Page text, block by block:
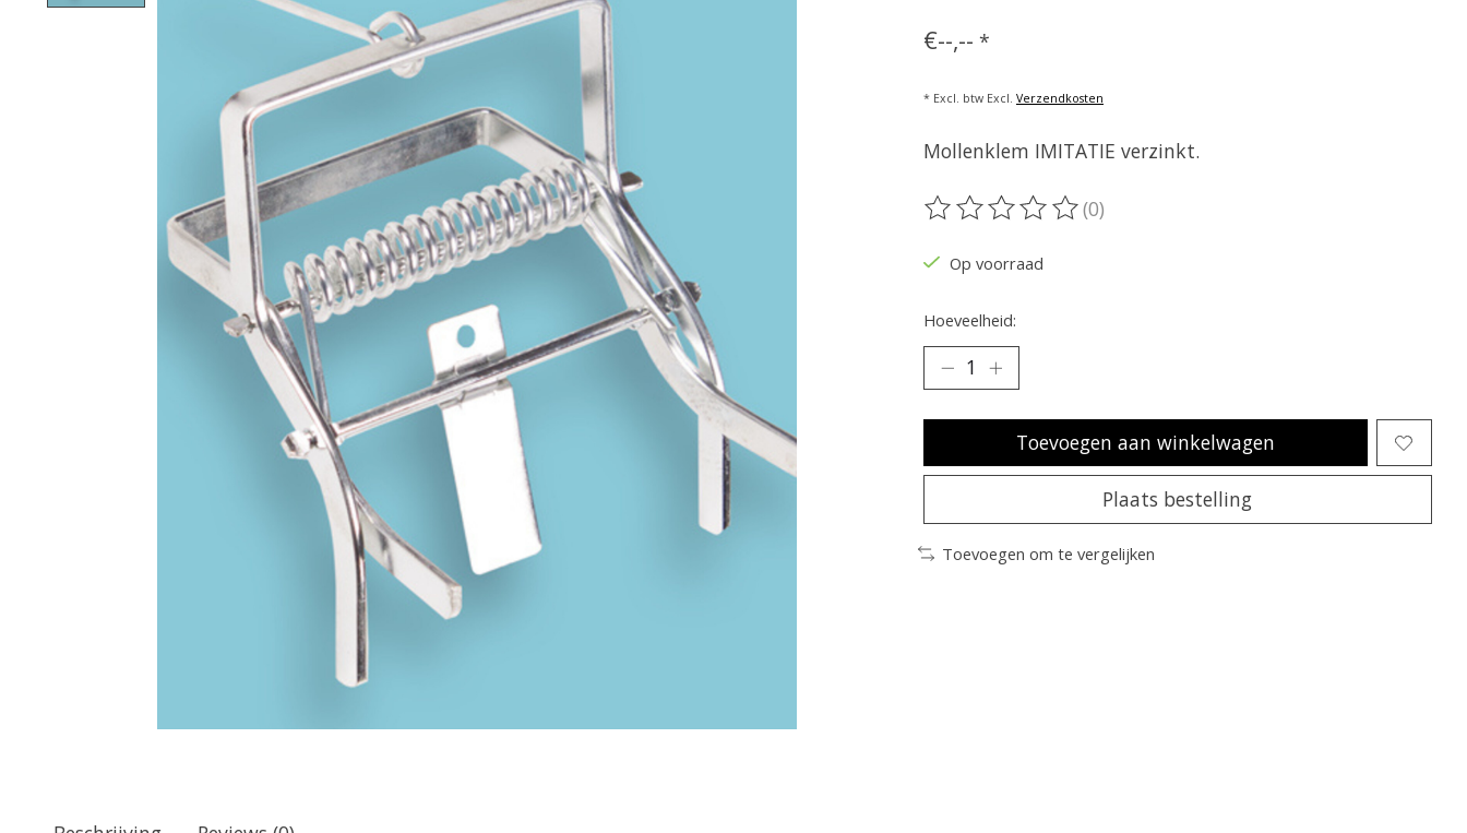
€--,-- *
* Excl. btw Excl. Verzendkosten
Mollenklem IMITATIE verzinkt.
De beoordeling van dit product is
(0)
Op voorraad
Hoeveelheid:
Toevoegen aan winkelwagen
Plaats bestelling
Toevoegen om te vergelijken